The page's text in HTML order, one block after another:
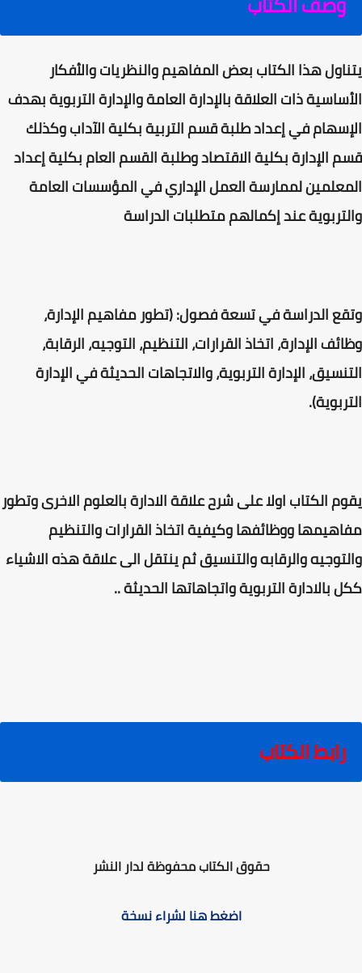
يتناول هذا الكتاب بعض المفاهيم والنظريات والأفكار
الأساسية ذات العلاقة بالإدارة العامة والإدارة التربوية بهدف
الإسهام في إعداد طلبة قسم التربية بكلية الآداب وكذلك
قسم الإدارة بكلية الاقتصاد وطلبة القسم العام بكلية إعداد
المعلمين لممارسة العمل الإداري في المؤسسات العامة
والتربوية عند إكمالهم متطلبات الدراسة
وتقع الدراسة في تسعة فصول: (تطور مفاهيم الإدارة،
وظائف الإدارة، اتخاذ القرارات، التنظيم، التوجيه، الرقابة،
التنسيق، الإدارة التربوية، والاتجاهات الحديثة في الإدارة
التربوية).
يقوم الكتاب اولا على شرح علاقة الادارة بالعلوم الاخرى وتطور
مفاهيمها ووظائفها وكيفية اتخاذ القرارات والتنظيم
والتوجيه والرقابه والتنسيق ثم ينتقل الى علاقة هذه الاشياء
ككل بالادارة التربوية واتجاهاتها الحديثة ..
رابط الكتاب
حقوق الكتاب محفوظة لدار النشر
اضغط هنا لشراء نسخة